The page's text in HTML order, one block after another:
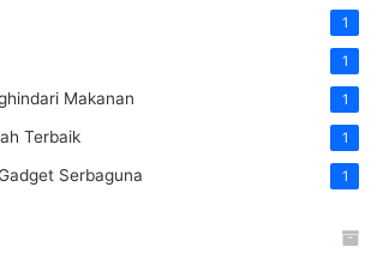
1
1
Makanan 1
Terbaik 1
Serbaguna 1